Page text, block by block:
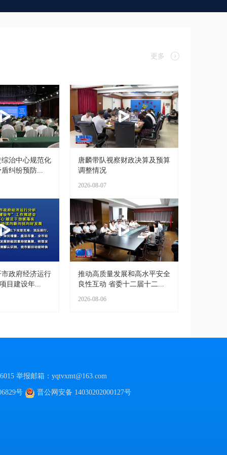
更多
治中心规范化
纠纷预防...
唐麟带队视察财政决算及预算
调整情况
2026-08-07
政府经济运行
目建设年...
推动高质量发展和高水平安全
良性互动 省委十二届十二...
2026-08-06
举报邮箱：yqtvxmt@163.com
号 晋公网安备 14030202000127号